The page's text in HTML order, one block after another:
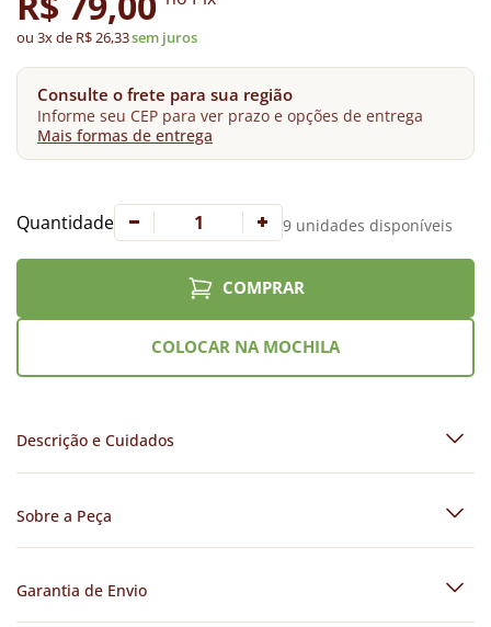
ou 3x de R$ 26,33sem juros
Consulte o frete para sua região
Informe seu CEP para ver prazo e opções de entrega
Mais formas de entrega
Quantidade 9 unidades disponíveis
COMPRAR
COLOCAR NA MOCHILA
Descrição e Cuidados
Sobre a Peça
Garantia de Envio